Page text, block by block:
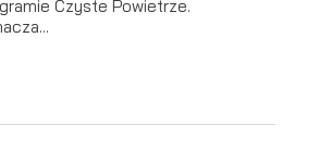
Czyste Powietrze.